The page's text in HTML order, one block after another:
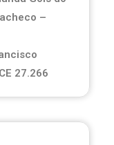
–
27.266